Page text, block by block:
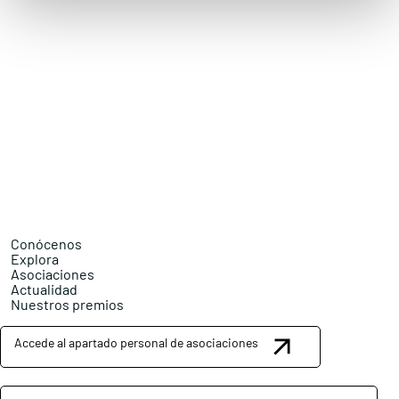
Conócenos
Explora
Asociaciones
Actualidad
Nuestros premios
Accede al apartado personal de asociaciones